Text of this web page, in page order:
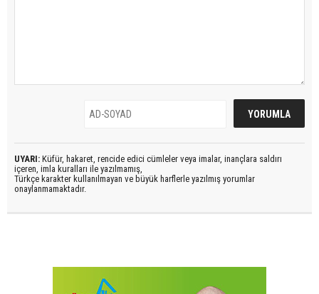
UYARI: Küfür, hakaret, rencide edici cümleler veya imalar, inançlara saldırı
içeren, imla kuralları ile yazılmamış,
Türkçe karakter kullanılmayan ve büyük harflerle yazılmış yorumlar
onaylanmamaktadır.